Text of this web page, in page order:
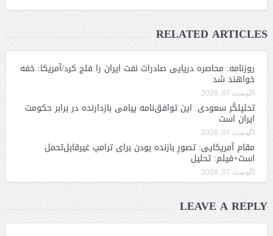
RELATED ARTICLES
روزنامه: محاصره دریایی صادرات نفت ایران را فلج کرد/آمریکا: خفه
خواهند شد
آگوست 07, 2026
تحلیلگر سعودی: این توافق‌نامه پیامی بازدارنده در برابر حکومت
ایران است
آگوست 07, 2026
مقام آمریکایی: تصورِ بازنده بودن برای ترامپ غیرقابل‌تحمل
است+فیلم: تحلیل
آگوست 07, 2026
LEAVE A REPLY